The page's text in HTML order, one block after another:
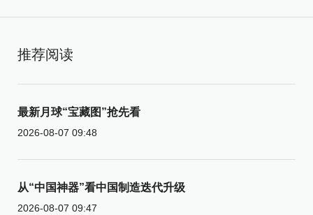
推荐阅读
最新月球“宝藏图”抢先看
2026-08-07 09:48
从“中国神器”看中国制造迭代升级
2026-08-07 09:47